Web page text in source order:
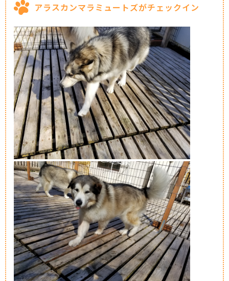
アラスカンマラミュートズがチェックイン